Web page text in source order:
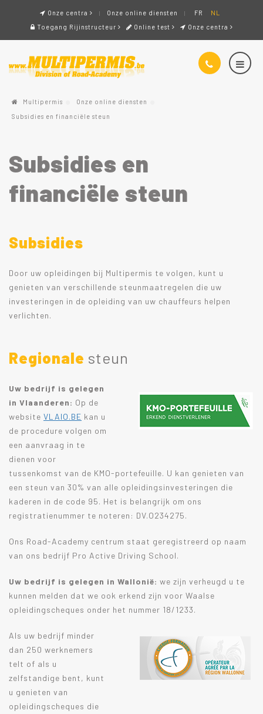
Onze centra Onze online diensten FR
NL
Toegang Rijinstructeur
Online test Onze centra
Multipermis
Onze online diensten
Subsidies en financiële steun
Subsidies en
financiële steun
Subsidies
Door uw opleidingen bij Multipermis te volgen, kunt u
genieten van verschillende steunmaatregelen die uw
investeringen in de opleiding van uw chauffeurs helpen
verlichten.
Regionale steun
Uw bedrijf is gelegen
in Vlaanderen: Op de
website VLAIO.BE kan u
de procedure volgen om
een aanvraag in te
dienen voor
tussenkomst van de KMO-portefeuille. U kan genieten van
een steun van 30% van alle opleidingsinvesteringen die
kaderen in de code 95. Het is belangrijk om ons
registratienummer te noteren: DV.O234275.
Ons Road-Academy centrum staat geregistreerd op naam
van ons bedrijf Pro Active Driving School.
Uw bedrijf is gelegen in Wallonië: we zijn verheugd u te
kunnen melden dat we ook erkend zijn voor Waalse
opleidingscheques onder het nummer 18/1233.
Als uw bedrijf minder
dan 250 werknemers
telt of als u
zelfstandige bent, kunt
u genieten van
opleidingscheques die